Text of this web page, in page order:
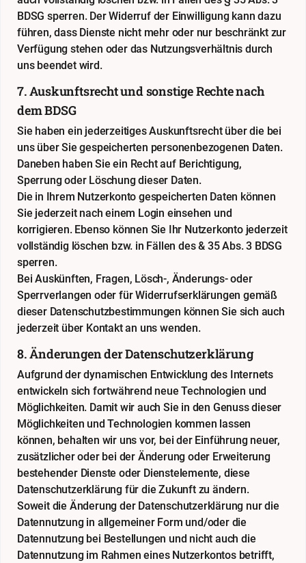
BDSG sperren. Der Widerruf der Einwilligung kann dazu
führen, dass Dienste nicht mehr oder nur beschränkt zur
Verfügung stehen oder das Nutzungsverhältnis durch
uns beendet wird.
7. Auskunftsrecht und sonstige Rechte nach
dem BDSG
Sie haben ein jederzeitiges Auskunftsrecht über die bei
uns über Sie gespeicherten personenbezogenen Daten.
Daneben haben Sie ein Recht auf Berichtigung,
Sperrung oder Löschung dieser Daten.
Die in Ihrem Nutzerkonto gespeicherten Daten können
Sie jederzeit nach einem Login einsehen und
korrigieren. Ebenso können Sie Ihr Nutzerkonto jederzeit
vollständig löschen bzw. in Fällen des & 35 Abs. 3 BDSG
sperren.
Bei Auskünften, Fragen, Lösch-, Änderungs- oder
Sperrverlangen oder für Widerrufserklärungen gemäß
dieser Datenschutzbestimmungen können Sie sich auch
jederzeit über Kontakt an uns wenden.
8. Änderungen der Datenschutzerklärung
Aufgrund der dynamischen Entwicklung des Internets
entwickeln sich fortwährend neue Technologien und
Möglichkeiten. Damit wir auch Sie in den Genuss dieser
Möglichkeiten und Technologien kommen lassen
können, behalten wir uns vor, bei der Einführung neuer,
zusätzlicher oder bei der Änderung oder Erweiterung
bestehender Dienste oder Dienstelemente, diese
Datenschutzerklärung für die Zukunft zu ändern.
Soweit die Änderung der Datenschutzerklärung nur die
Datennutzung in allgemeiner Form und/oder die
Datennutzung bei Bestellungen und nicht auch die
Datennutzung im Rahmen eines Nutzerkontos betrifft,